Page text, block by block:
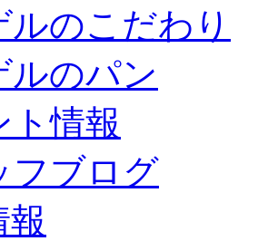
ルのこだわり
ルのパン
ト情報
フブログ
報